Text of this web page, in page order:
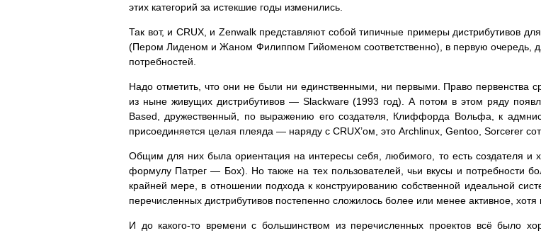
этих категорий за истекшие годы изменились.
Так вот, и CRUX, и Zenwalk представляют собой типичные примеры дистрибутивов
(Пером Лиденом и Жаном Филиппом Гийоменом соответственно), в первую очередь,
потребностей.
Надо отметить, что они не были ни единственными, ни первыми. Право первенства
из ныне живущих дистрибутивов — Slackware (1993 год). А потом в этом ряду
Based, дружественный, по выражению его создателя, Клиффорда Вольфа, к
присоединяется целая плеяда — наряду с CRUX’ом, это Archlinux, Gentoo, Sorcerer
Общим для них была ориентация на интересы себя, любимого, то есть создателя и
формулу Патрег — Бох). Но также на тех пользователей, чьи вкусы и потребности
крайней мере, в отношении подхода к конструированию собственной идеальной
перечисленных дистрибутивов постепенно сложилось более или менее активное,
И до какого-то времени с большинством из перечисленных проектов всё было